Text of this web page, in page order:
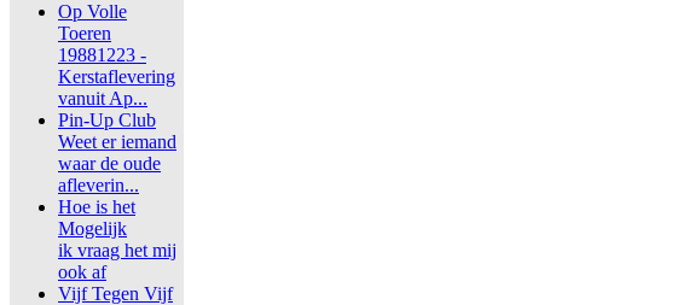
Op Volle
Toeren
19881223 -
Kerstaflevering
vanuit Ap...
Pin-Up Club
Weet er iemand
waar de oude
afleverin...
Hoe is het
Mogelijk
ik vraag het mij
ook af
Vijf Tegen Vijf